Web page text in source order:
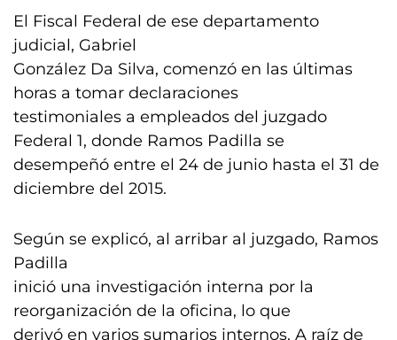
El Fiscal Federal de ese departamento
judicial, Gabriel
González Da Silva, comenzó en las últimas
horas a tomar declaraciones
testimoniales a empleados del juzgado
Federal 1, donde Ramos Padilla se
desempeñó entre el 24 de junio hasta el 31 de
diciembre del 2015.
Según se explicó, al arribar al juzgado, Ramos
Padilla
inició una investigación interna por la
reorganización de la oficina, lo que
derivó en varios sumarios internos. A raíz de